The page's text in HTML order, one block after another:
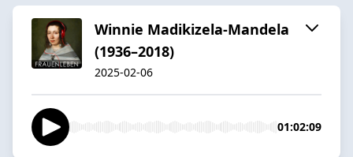
Winnie Madikizela-Mandela
(1936–2018)
2025-02-06
01:02:09